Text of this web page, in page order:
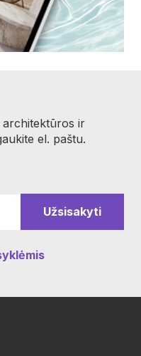
architektūros ir
el. paštu.